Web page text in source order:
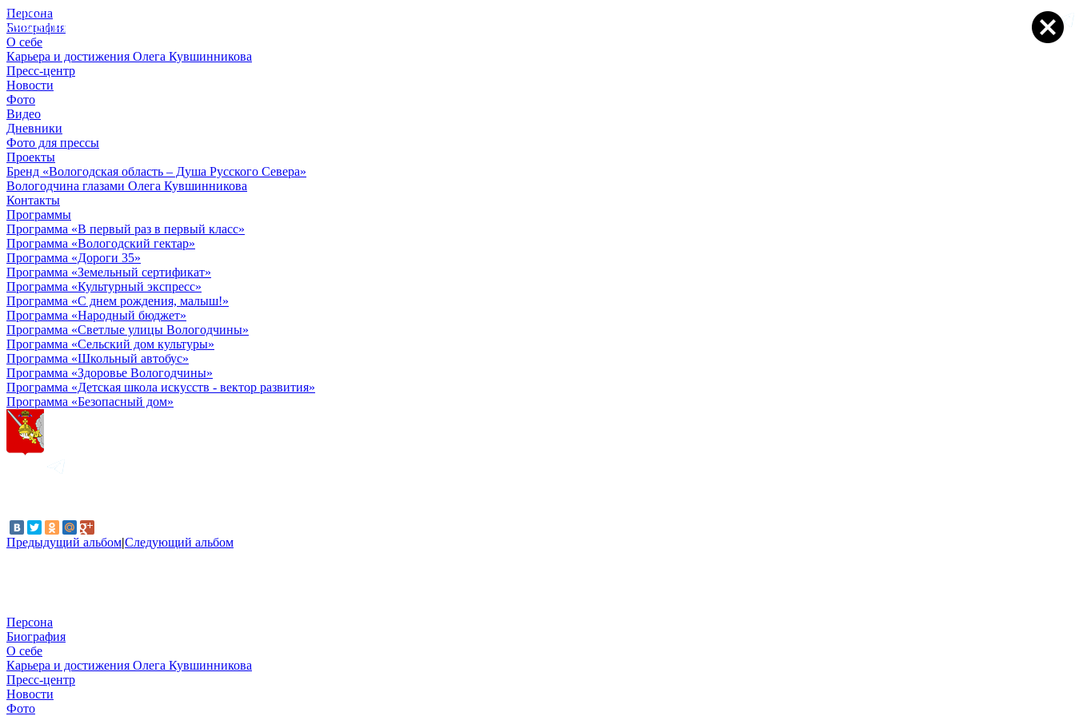
Персона
Биография
О себе
Карьера и достижения Олега Кувшинникова
Пресс-центр
Новости
Фото
Видео
Дневники
Фото для прессы
Проекты
Бренд «Вологодская область – Душа Русского Севера»
Вологодчина глазами Олега Кувшинникова
Контакты
Программы
Программа «В первый раз в первый класс»
Программа «Вологодский гектар»
Программа «Дороги 35»
Программа «Земельный сертификат»
Программа «Культурный экспресс»
Программа «С днем рождения, малыш!»
Программа «Народный бюджет»
Программа «Светлые улицы Вологодчины»
Программа «Сельский дом культуры»
Программа «Школьный автобус»
Программа «Здоровье Вологодчины»
Программа «Детская школа искусств - вектор развития»
Программа «Безопасный дом»
Предыдущий альбом|Следующий альбом
© 2012 - 2023,
КУВШИННИКОВ О.А.
Персона
Биография
О себе
Карьера и достижения Олега Кувшинникова
Пресс-центр
Новости
Фото